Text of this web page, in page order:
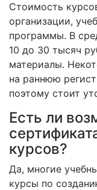
Стоимость
организации,
программы. В
10 до 30 тысяч
материалы.
на раннюю
поэтому стоит
Есть ли
курсов?
Да, многие
курсы по